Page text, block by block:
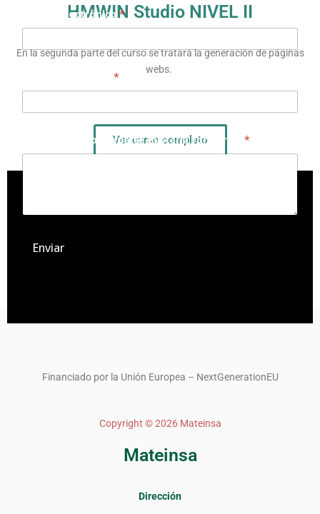
HMWIN Studio NIVEL II
En la segunda parte del curso se tratará la generación de páginas
webs.
Ver curso completo
Correo electrónico *
*
Cuéntanos sobre qué te gustaría formarte: *
Enviar
Financiado por la Unión Europea – NextGenerationEU
Copyright © 2026 Mateinsa
Mateinsa
Dirección